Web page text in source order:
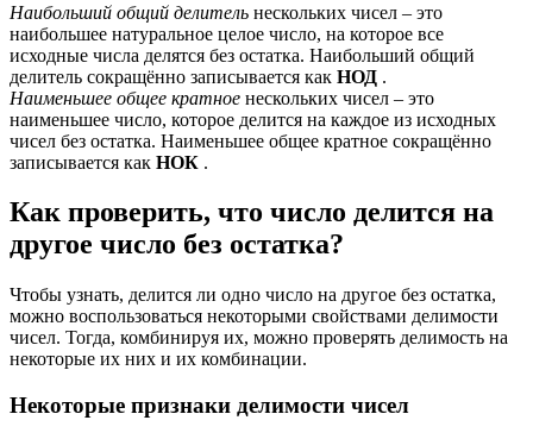
Наибольший общий делитель нескольких чисел – это
наибольшее натуральное целое число, на которое все
исходные числа делятся без остатка. Наибольший общий
делитель сокращённо записывается как НОД .
Наименьшее общее кратное нескольких чисел – это
наименьшее число, которое делится на каждое из исходных
чисел без остатка. Наименьшее общее кратное сокращённо
записывается как НОК .
Как проверить, что число делится на
другое число без остатка?
Чтобы узнать, делится ли одно число на другое без остатка,
можно воспользоваться некоторыми свойствами делимости
чисел. Тогда, комбинируя их, можно проверять делимость на
некоторые их них и их комбинации.
Некоторые признаки делимости чисел